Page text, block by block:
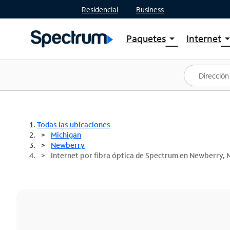
Residencial Business
Paquetesarrow_drop_down
Ver paquetes
Spectrum One
Mejores ofertas
Internetarrow_drop_down
Planes
Todas las ubicaciones
Michigan
Newberry
Internet por fibra óptica de Spectrum en Newberry,